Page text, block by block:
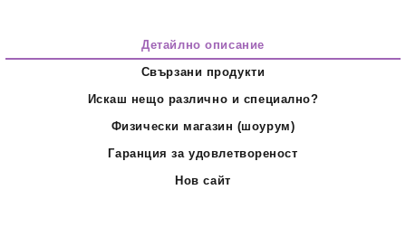
Детайлно описание
Свързани продукти
Искаш нещо различно и специално?
Физически магазин (шоурум)
Гаранция за удовлетвореност
Нов сайт